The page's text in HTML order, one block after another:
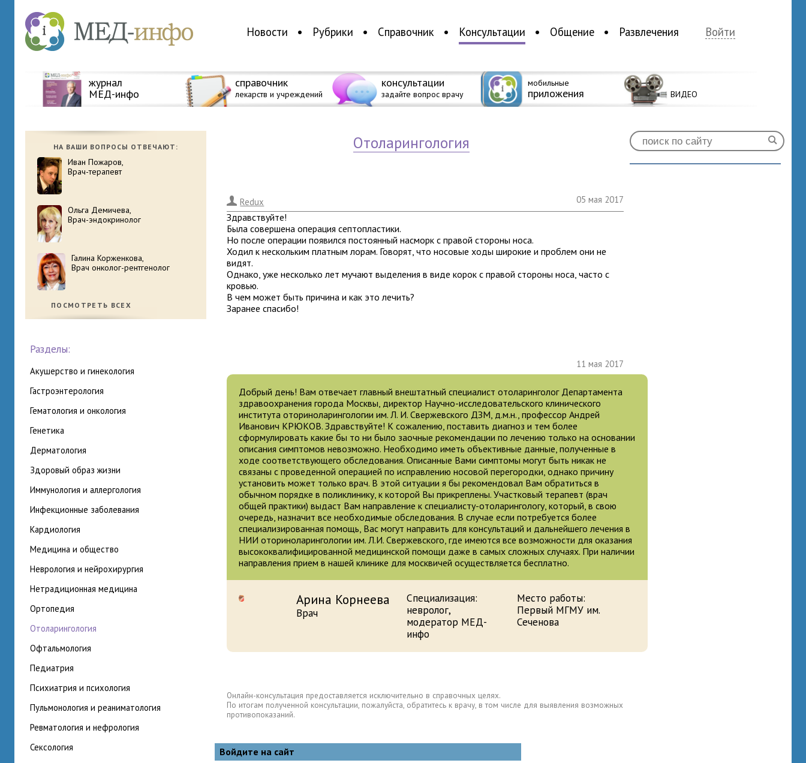
Новости Рубрики Справочник Консультации Общение Развлечения Войти
журнал
МЕД-инфо
справочник
лекарств и учреждений
консультации
задайте вопрос врачу
мобильные
приложения ВИДЕО
НА ВАШИ ВОПРОСЫ ОТВЕЧАЮТ:
Иван Пожаров,
Врач-терапевт
Ольга Демичева,
Врач-эндокринолог
Галина Корженкова,
Врач онколог-рентгенолог
ПОСМОТРЕТЬ ВСЕХ
Разделы:
акушерство и гинекология
гастроэнтерология
гематология и онкология
генетика
дерматология
здоровый образ жизни
иммунология и аллергология
инфекционные заболевания
кардиология
медицина и общество
неврология и нейрохирургия
нетрадиционная медицина
ортопедия
отоларингология
офтальмология
педиатрия
психиатрия и психология
пульмонология и реаниматология
ревматология и нефрология
сексология
отоларингология
. Redux 05 мая 2017
Здравствуйте!
Была совершена операция септопластики.
Но после операции появился постоянный насморк с правой стороны носа.
Ходил к нескольким платным лорам. Говорят, что носовые ходы широкие и проблем они не
видят.
Однако, уже несколько лет мучают выделения в виде корок с правой стороны носа, часто с
кровью.
В чем может быть причина и как это лечить?
Заранее спасибо!
11 мая 2017
Добрый день! Вам отвечает главный внештатный специалист отоларинголог Департамента
здравоохранения города Москвы, директор Научно-исследовательского клинического
института оториноларингологии им. Л. И. Свержевского ДЗМ, д.м.н., профессор Андрей
Иванович КРЮКОВ. Здравствуйте! К сожалению, поставить диагноз и тем более
сформулировать какие бы то ни было заочные рекомендации по лечению только на основании
описания симптомов невозможно. Необходимо иметь объективные данные, полученные в
ходе соответствующего обследования. Описанные Вами симптомы могут быть никак не
связаны с проведенной операцией по исправлению носовой перегородки, однако причину
установить может только врач. В этой ситуации я бы рекомендовал Вам обратиться в
обычном порядке в поликлинику, к которой Вы прикреплены. Участковый терапевт (врач
общей практики) выдаст Вам направление к специалисту-отоларингологу, который, в свою
очередь, назначит все необходимые обследования. В случае если потребуется более
специализированная помощь, Вас могут направить для консультаций и дальнейшего лечения в
НИИ оториноларингологии им. Л.И. Свержевского, где имеются все возможности для оказания
высококвалифицированной медицинской помощи даже в самых сложных случаях. При наличии
направления прием в нашей клинике для москвичей осуществляется бесплатно.
Арина Корнеева
Врач
Специализация:
невролог,
модератор МЕД-
инфо
Место работы:
Первый МГМУ им.
Сеченова
Онлайн-консультация предоставляется исключительно в справочных целях.
По итогам полученной консультации, пожалуйста, обратитесь к врачу, в том числе для выявления возможных
противопоказаний.
Войдите на сайт